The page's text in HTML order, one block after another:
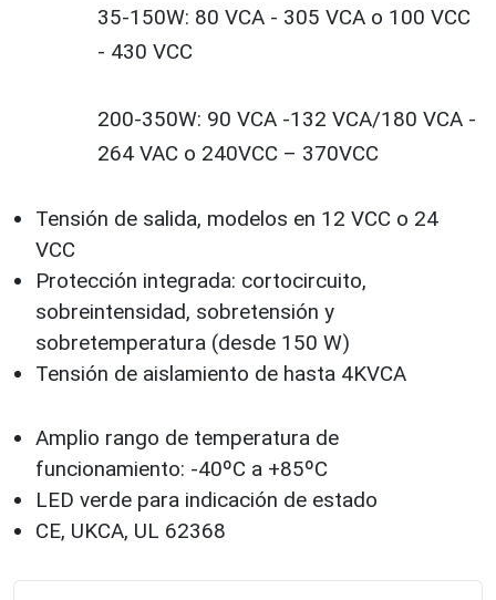
35-150W: 80 VCA - 305 VCA o 100 VCC
- 430 VCC
200-350W: 90 VCA -132 VCA/180 VCA -
264 VAC o 240VCC – 370VCC
Tensión de salida, modelos en 12 VCC o 24
VCC
Protección integrada: cortocircuito,
sobreintensidad, sobretensión y
sobretemperatura (desde 150 W)
Tensión de aislamiento de hasta 4KVCA
Amplio rango de temperatura de
funcionamiento: -40ºC a +85ºC
LED verde para indicación de estado
CE, UKCA, UL 62368